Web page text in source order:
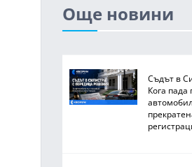
Още новини
Съдът в
Кога пада